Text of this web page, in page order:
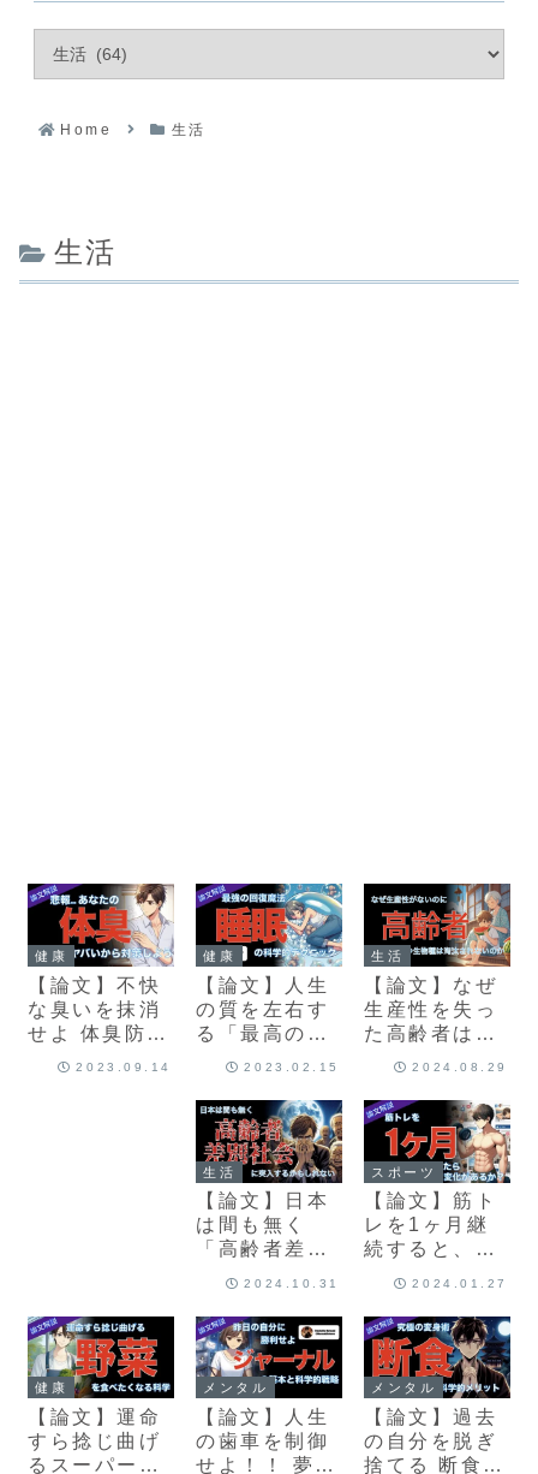
Home 生活
生活
健康
【論文】不快
な臭いを抹消
せよ 体臭防止
の科学2023.09.14
健康
【論文】人生
の質を左右す
る「最高の睡
眠」を手に入
法
2023.02.15
生活
【論文】なぜ
生産性を失っ
た高齢者は進
化の過程で淘
たか？
2024.08.29
生活
【論文】日本
は間も無く
「高齢者差別
2024.10.31
スポーツ
【論文】筋ト
レを1ヶ月継
続すると、あ
か？
2024.01.27
健康
【論文】運命
すら捻じ曲げ
るスーパーフ
メンタル
【論文】人生
の歯車を制御
せよ！！ 夢を
メンタル
【論文】過去
の自分を脱ぎ
捨てる 断食の